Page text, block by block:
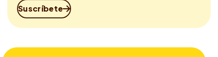
Suscríbete